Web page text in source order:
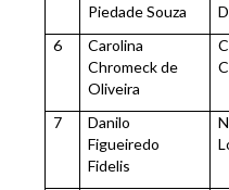
Piedade Souza
6
Carolina
Chromeck de
Oliveira
7
Danilo
Figueiredo
Fidelis